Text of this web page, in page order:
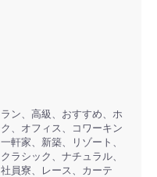
ン、高級、おすすめ、ホ
、オフィス、コワーキン
軒家、新築、リゾート、
ラシック、ナチュラル、
員寮、レース、カーテ